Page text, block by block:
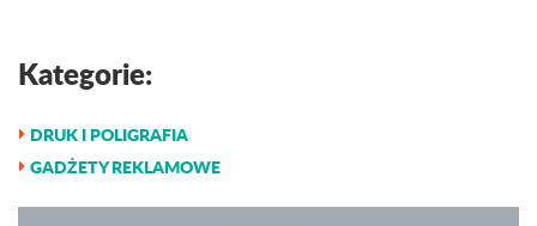
Kategorie:
DRUK I POLIGRAFIA
GADŻETY REKLAMOWE